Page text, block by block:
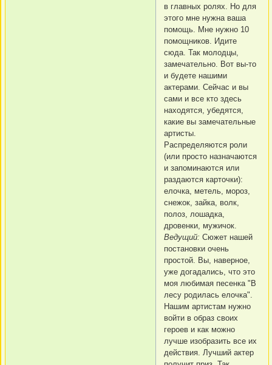
в главных ролях. Но для
этого мне нужна ваша
помощь. Мне нужно 10
помощников. Идите
сюда. Так молодцы,
замечательно. Вот вы-то
и будете нашими
актерами. Сейчас и вы
сами и все кто здесь
находятся, убедятся,
какие вы замечательные
артисты.
Распределяются роли
(или просто назначаются
и запоминаются или
раздаются карточки):
елочка, метель, мороз,
снежок, зайка, волк,
полоз, лошадка,
дровенки, мужичок.
Ведущий: Сюжет нашей
постановки очень
простой. Вы, наверное,
уже догадались, что это
моя любимая песенка "В
лесу родилась елочка".
Нашим артистам нужно
войти в образ своих
героев и как можно
лучше изобразить все их
действия. Лучший актер